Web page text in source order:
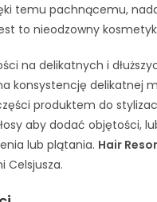
temu pachnącemu,
to nieodzowny
na delikatnych i
konsystencję delikatnej
produktem do
aby dodać objętości,
lub plątania. Hair
Celsjusza.